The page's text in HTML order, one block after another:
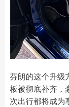
芬朗的这个升级
板被彻底补齐，
次出行都将成为